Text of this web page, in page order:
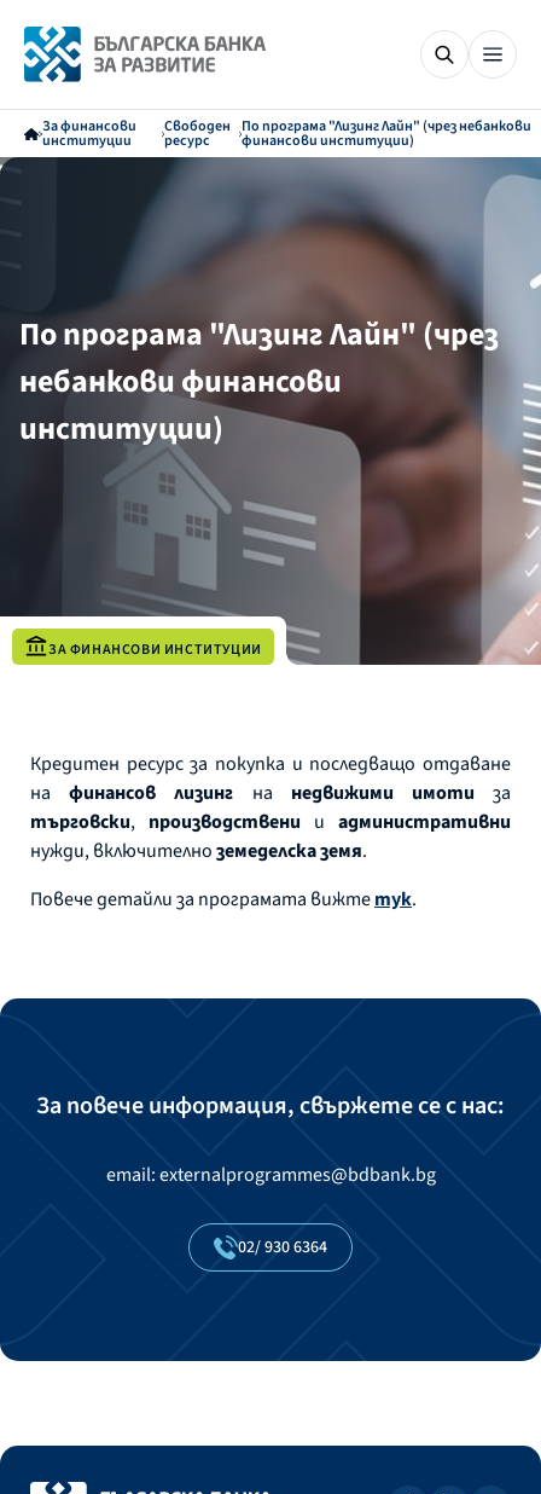
За финансови
институции
Свободен
ресурс
По програма "Лизинг Лайн" (чрез небанкови
финансови институции)
По програма "Лизинг Лайн" (чрез
небанкови финансови
институции)
ЗА ФИНАНСОВИ ИНСТИТУЦИИ
Кредитен ресурс за покупка и последващо отдаване
нафинансов лизинг на недвижими имоти за
търговски, производствени и административни
нужди, включителноземеделска земя.
Повече детайли за програмата вижтетук.
За повече информация, свържете се с нас:
email: externalprogrammes@bdbank.bg
02/9306364